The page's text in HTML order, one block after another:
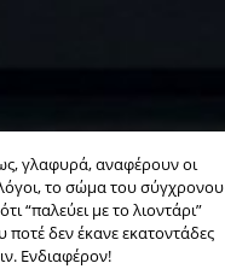
γλαφυρά, αναφέρουν οι
το σώμα του σύγχρονου
“παλεύει με το λιοντάρι”
ποτέ δεν έκανε εκατοντάδες
Ενδιαφέρον!